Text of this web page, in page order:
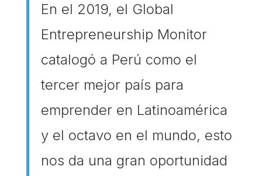
En el 2019, el Global
Entrepreneurship Monitor
catalogó a Perú como el
tercer mejor país para
emprender en Latinoamérica
y el octavo en el mundo, esto
nos da una gran oportunidad